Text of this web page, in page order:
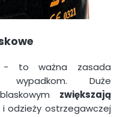
- to ważna zasada
wypadkom. Duże
zwiększają
i odzieży ostrzegawczej